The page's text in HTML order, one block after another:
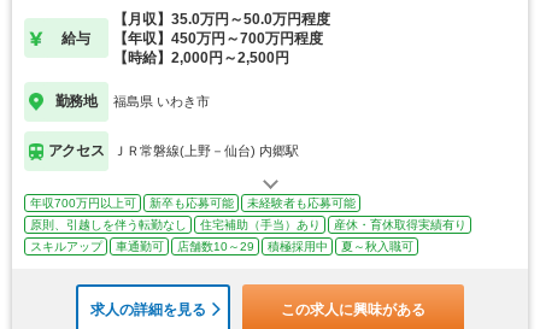
給与
【月収】35.0万円～50.0万円程度
【年収】450万円～700万円程度
【時給】2,000円～2,500円
勤務地 福島県 いわき市
アクセス ＪＲ常磐線(上野－仙台) 内郷駅
年収700万円以上可 新卒も応募可能
未経験者も応募可能
原則、引越しを伴う転勤なし
住宅補助（手当）あり
産休・育休取得実績有り
スキルアップ
車通勤可 店舗数10～29 積極採用中 夏～秋入職可
求人の詳細を見る この求人に興味がある